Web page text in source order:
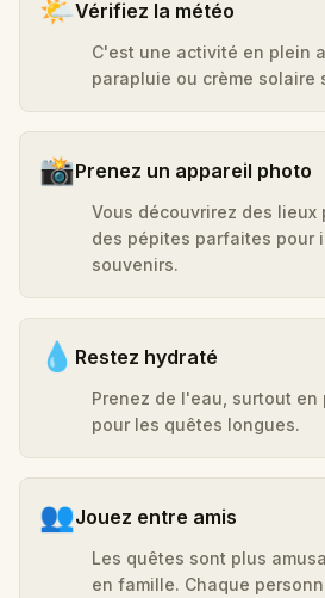
🌤️Vérifiez la météo
C'est une activité en plein
parapluie ou crème solaire
📸Prenez un appareil photo
Vous découvrirez des lieux
des pépites parfaites pour
souvenirs.
💧 Restez hydraté
Prenez de l'eau, surtout en
pour les quêtes longues.
👥Jouez entre amis
Les quêtes sont plus
en famille. Chaque